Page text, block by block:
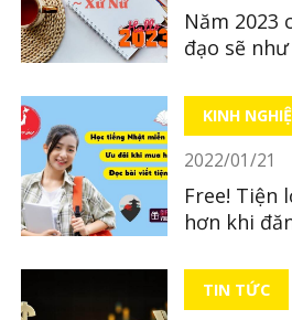
Năm 2023
đạo sẽ
KINH
2022/01/21
Free! Tiện
hơn khi
TIN TỨC